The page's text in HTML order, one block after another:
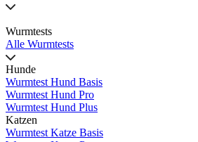
Wurmtests
Alle Wurmtests
Hunde
Wurmtest Hund Basis
Wurmtest Hund Pro
Wurmtest Hund Plus
Katzen
Wurmtest Katze Basis